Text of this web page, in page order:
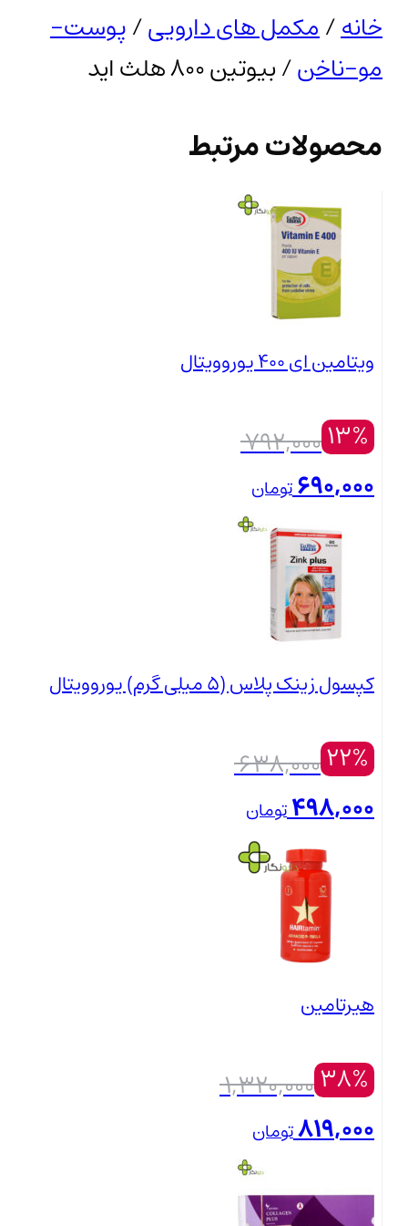
خانه/مکمل های دارویی/پوست-
مو-ناخن/ بیوتین 800 هلث اید
محصولات مرتبط
ویتامین ای 400 یوروویتال
13%
792,000قیمت
690,000تومان
قیمت
فعلی:
690,000 تومان.
کپسول زینک پلاس (۵ میلی گرم) یوروویتال
22%
638,000قیمت
498,000تومان
قیمت
فعلی:
498,000 تومان.
هیرتامین
38%
1,320,000قیمت
819,000تومان
فعلی: